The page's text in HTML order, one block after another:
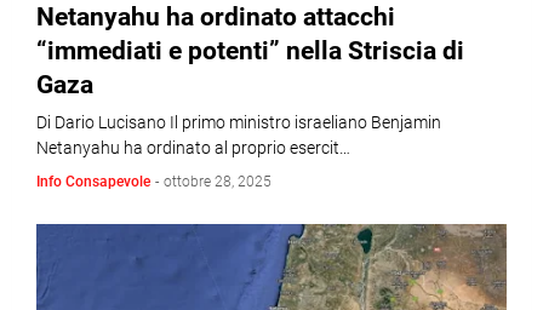
Netanyahu ha ordinato attacchi
“immediati e potenti” nella Striscia di
Gaza
Di Dario Lucisano Il primo ministro israeliano Benjamin
Netanyahu ha ordinato al proprio esercit…
Info Consapevole - ottobre 28, 2025